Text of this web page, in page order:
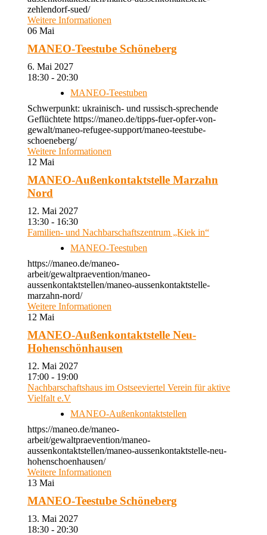
zehlendorf-sued/
Weitere Informationen
06 Mai
MANEO-Teestube Schöneberg
6. Mai 2027
18:30 - 20:30
MANEO-Teestuben
Schwerpunkt: ukrainisch- und russisch-sprechende
Geflüchtete https://maneo.de/tipps-fuer-opfer-von-
gewalt/maneo-refugee-support/maneo-teestube-
schoeneberg/
Weitere Informationen
12 Mai
MANEO-Außenkontaktstelle Marzahn
Nord
12. Mai 2027
13:30 - 16:30
Familien- und Nachbarschaftszentrum „Kiek in“
MANEO-Teestuben
https://maneo.de/maneo-
arbeit/gewaltpraevention/maneo-
aussenkontaktstellen/maneo-aussenkontaktstelle-
marzahn-nord/
Weitere Informationen
12 Mai
MANEO-Außenkontaktstelle Neu-
Hohenschönhausen
12. Mai 2027
17:00 - 19:00
Nachbarschaftshaus im Ostseeviertel Verein für aktive
Vielfalt e.V
MANEO-Außenkontaktstellen
https://maneo.de/maneo-
arbeit/gewaltpraevention/maneo-
aussenkontaktstellen/maneo-aussenkontaktstelle-neu-
hohenschoenhausen/
Weitere Informationen
13 Mai
MANEO-Teestube Schöneberg
13. Mai 2027
18:30 - 20:30